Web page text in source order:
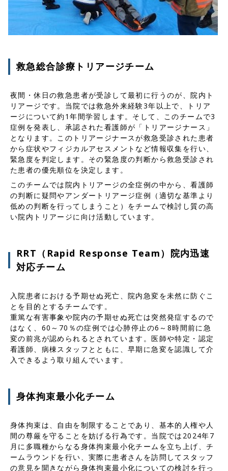
救急総合診療トリアージチーム
夜間・休日の救急患者が受診して最初に行うのが、院内ト
リアージです。当院では救急外来経験3年以上で、トリア
ージについて約1年間学習します。そして、このチームで3
症例を発表し、承認された看護師が「トリアージナース」
となります。このトリアージナースが救急受診された患者
から症状やフィジカルアセスメントなど情報収集を行い、
緊急度を判定します。その緊急度の判断から救急受診され
た患者の優先順位を決定します。
このチームでは院内トリアージの全症例の中から、看護師
の判断に疑問やアンダートリアージ症例（適切な基準より
低めの判断を行ってしまうこと）をチームで検討し質の高
い院内トリアージに向け活動しています。
RRT（Rapid Response Team）院内迅速
対応チーム
入院患者における予期せぬ死亡、院内急変を未然に防ぐこ
とを目的とするチームです。
重篤な有害事象や院内の予期せぬ死亡は突然発症するので
はなく、60～70％の症例では心肺停止の6～8時間前に急
変の前兆が認められるとされています。医師や特定・認定
看護師、病棟スタッフとともに、早期に急変を認識して介
入できるよう取り組んでいます。
身体拘束最小化チーム
身体拘束は、自由を制限することであり、基本的人権や人
間の尊厳を守ることを妨げる行為です。当院では2024年7
月に多職種からなる身体拘束最小化チームを立ち上げ、チ
ームラウンドを行い、実際に患者さんを訪問してスタッフ
の意見を聞きながら身体拘束最小化についての検討を行っ